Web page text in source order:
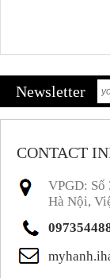
Newsletter
CONTACT
VPGD:
Hà Nội,